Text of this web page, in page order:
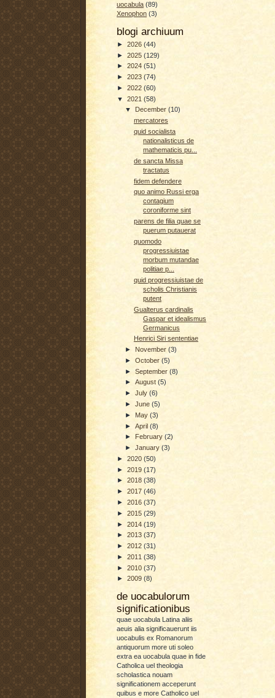
uocabula (89)
Xenophon (3)
blogi archiuum
► 2026 (44)
► 2025 (129)
► 2024 (51)
► 2023 (74)
► 2022 (60)
▼ 2021 (58)
▼
December(10)
mercatores
quid socialista
nationalisticus de
mathematicis pu...
de sancta Missa
tractatus
fidem defendere
quo animo Russi erga
contagium
coroniforme sint
parens de filia quae se
puerum putauerat
quomodo
progressiuistae
morbum mutandae
politiae p...
quid progressiuistae de
scholis Christianis
putent
Gualterus cardinalis
Gaspar et idealismus
Germanicus
Henrici Siri sententiae
►November(3)
►October(5)
►September(8)
►August(5)
►July(6)
►June(5)
► May(3)
►April(8)
►
February(2)
►January(3)
► 2020 (50)
► 2019 (17)
► 2018 (38)
► 2017 (46)
► 2016 (37)
► 2015 (29)
► 2014 (19)
► 2013 (37)
► 2012 (31)
► 2011 (38)
► 2010 (37)
► 2009 (8)
de uocabulorum
significationibus
quae uocabula Latina aliis
aeuis alia significauerunt iis
uocabulis ex Romanorum
antiquorum more uti soleo
extra ea uocabula quae in fide
Catholica uel theologia
scholastica nouam
significationem acceperunt
quibus e more Catholico uel